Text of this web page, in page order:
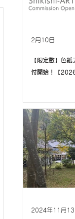
【限定数】色紙
付開始！【
2月10日
2024年11月13